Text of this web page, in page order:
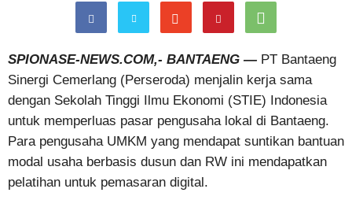
SPIONASE-NEWS.COM,- BANTAENG — PT Bantaeng
Sinergi Cemerlang (Perseroda) menjalin kerja sama
dengan Sekolah Tinggi Ilmu Ekonomi (STIE) Indonesia
untuk memperluas pasar pengusaha lokal di Bantaeng.
Para pengusaha UMKM yang mendapat suntikan bantuan
modal usaha berbasis dusun dan RW ini mendapatkan
pelatihan untuk pemasaran digital.